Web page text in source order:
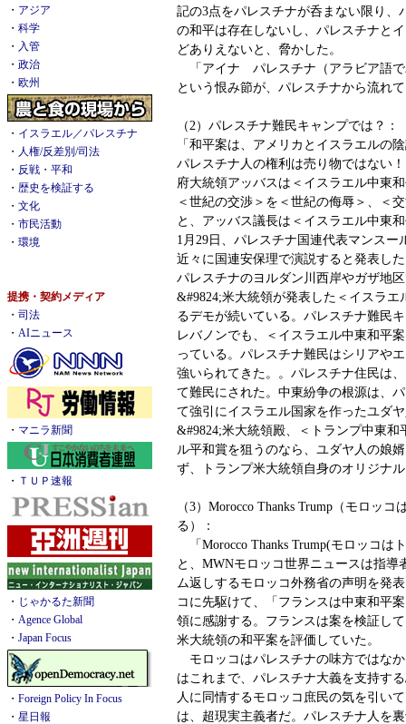
・ アジア
・ 科学
・ 入管
・ 政治
・ 欧州
・ イスラエル／パレスチナ
・ 人権/反差別/司法
・ 反戦・平和
・ 歴史を検証する
・ 文化
・ 市民活動
・ 環境
提携・契約メディア
・ 司法
・ AIニュース
・ マニラ新聞
・ ＴＵＰ速報
・ じゃかるた新聞
・ Agence Global
・ Japan Focus
・ Foreign Policy In Focus
・ 星日報
記の3点をパレスチナが呑まない限り、
の和平は存在しないし、パレスチナと
どありえないと、脅かした。
「アイナ パレスチナ（アラビア語で
という恨み節が、パレスチナから流れ
（2）パレスチナ難民キャンプでは？：
「和平案は、アメリカとイスラエルの
パレスチナ人の権利は売り物ではない
府大統領アッバスは＜イスラエル中東
＜世紀の交渉＞を＜世紀の侮辱＞、＜
と、アッバス議長は＜イスラエル中東
1月29日、パレスチナ国連代表マンスー
近々に国連安保理で演説すると発表し
パレスチナのヨルダン川西岸やガザ地
&#9824;米大統領が発表した＜イスラエ
るデモが続いている。パレスチナ難民
レバノンでも、＜イスラエル中東和平
っている。パレスチナ難民はシリアや
強いられてきた。。パレスチナ住民は
て難民にされた。中東紛争の根源は、
て強引にイスラエル国家を作ったユダ
&#9824;米大統領殿、＜トランプ中東和
ル平和賞を狙うのなら、ユダヤ人の娘
ず、トランプ米大統領自身のオリジナ
（3）Morocco Thanks Trump（モロッ
る）：
「Morocco Thanks Trump(モロッコは
と、MWNモロッコ世界ニュースは指導
ム返しするモロッコ外務省の声明を発
コに先駆けて、「フランスは中東和平
領に感謝する。フランスは案を検証し
米大統領の和平案を評価していた。
モロッコはパレスチナの味方ではな
はこれまで、パレスチナ大義を支持す
人に同情するモロッコ庶民の気を引い
は、超現実主義者だ。パレスチナ人を